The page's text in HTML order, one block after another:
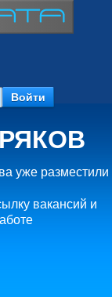
уже разместили
вакансий и